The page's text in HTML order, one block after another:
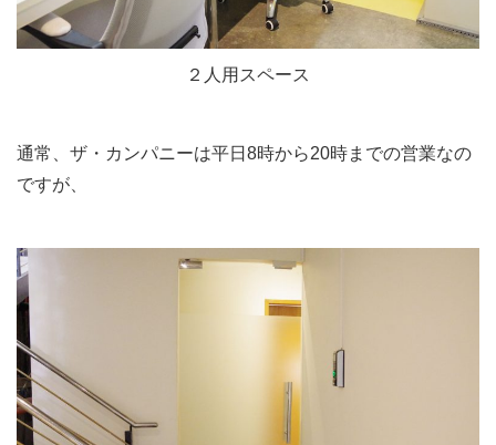
２人用スペース
通常、ザ・カンパニーは平日8時から20時までの営業なの
ですが、